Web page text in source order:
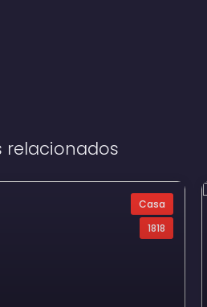
relacionados
Casa
1818